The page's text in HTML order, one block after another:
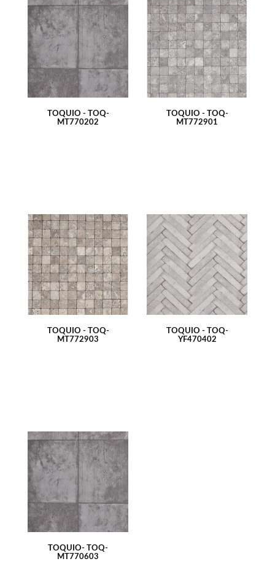
TÓQUIO - TOQ-
MT770202
TÓQUIO - TOQ-
MT772901
TÓQUIO - TOQ-
MT772903
TÓQUIO - TOQ-
YF470402
TÓQUIO- TOQ-
MT770603